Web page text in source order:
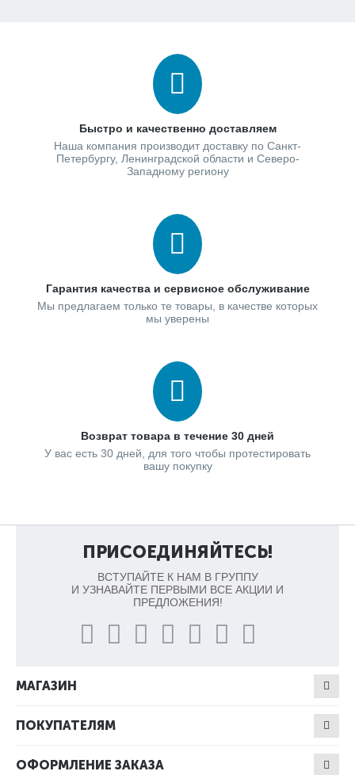
Быстро и качественно доставляем
Наша компания производит доставку по Санкт-
Петербургу, Ленинградской области и Северо-
Западному региону
Гарантия качества и сервисное обслуживание
Мы предлагаем только те товары, в качестве которых
мы уверены
Возврат товара в течение 30 дней
У вас есть 30 дней, для того чтобы протестировать
вашу покупку
ПРИСОЕДИНЯЙТЕСЬ!
ВСТУПАЙТЕ К НАМ В ГРУППУ
И УЗНАВАЙТЕ ПЕРВЫМИ ВСЕ АКЦИИ И
ПРЕДЛОЖЕНИЯ!
МАГАЗИН
ПОКУПАТЕЛЯМ
ОФОРМЛЕНИЕ ЗАКАЗА